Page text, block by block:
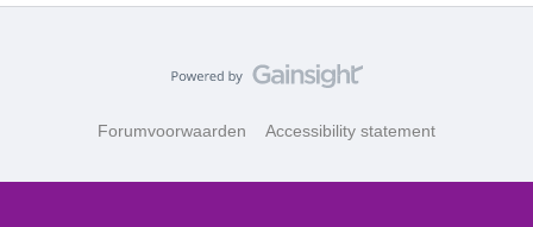
Forumvoorwaarden Accessibility statement